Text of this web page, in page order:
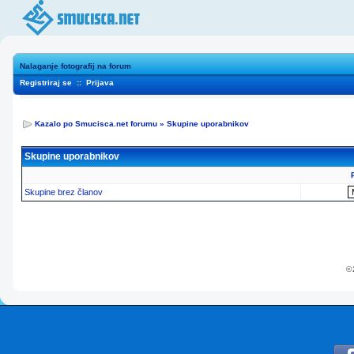
Nalaganje fotografij na forum
Registriraj se :: Prijava
Kazalo po Smucisca.net forumu » Skupine uporabnikov
Skupine uporabnikov
Skupine brez članov
©